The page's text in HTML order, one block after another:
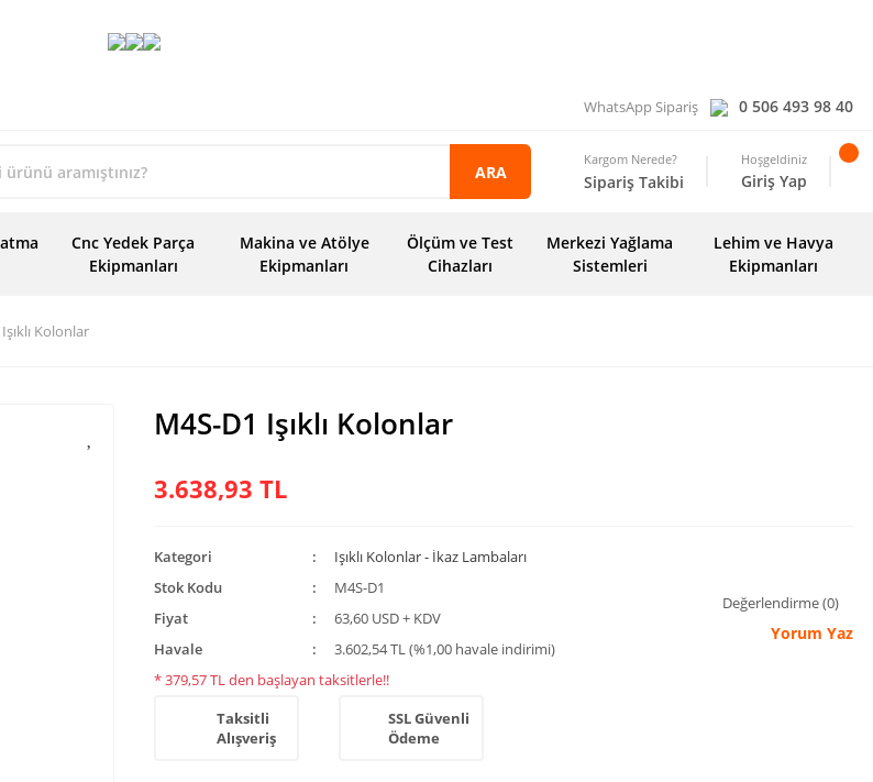
WhatsApp Sipariş 0 506 493 98 40
ARA
Kargom Nerede?
Sipariş Takibi
Hoşgeldiniz
Giriş Yap
Cnc Yedek Parça
Ekipmanları
Makina ve Atölye
Ekipmanları
Ölçüm ve Test
Cihazları
Merkezi Yağlama
Sistemleri
Lehim ve Havya
Ekipmanları
Kolonlar
M4S-D1 Işıklı Kolonlar
3.638,93 TL
Kategori
Işıklı Kolonlar - İkaz Lambaları
Stok Kodu
M4S-D1
Fiyat
63,60 USD + KDV
Havale
3.602,54 TL (%1,00 havale indirimi)
* 379,57 TL den başlayan taksitlerle!!
Değerlendirme (0)
Yorum Yaz
Taksitli
Alışveriş
SSL Güvenli
Ödeme